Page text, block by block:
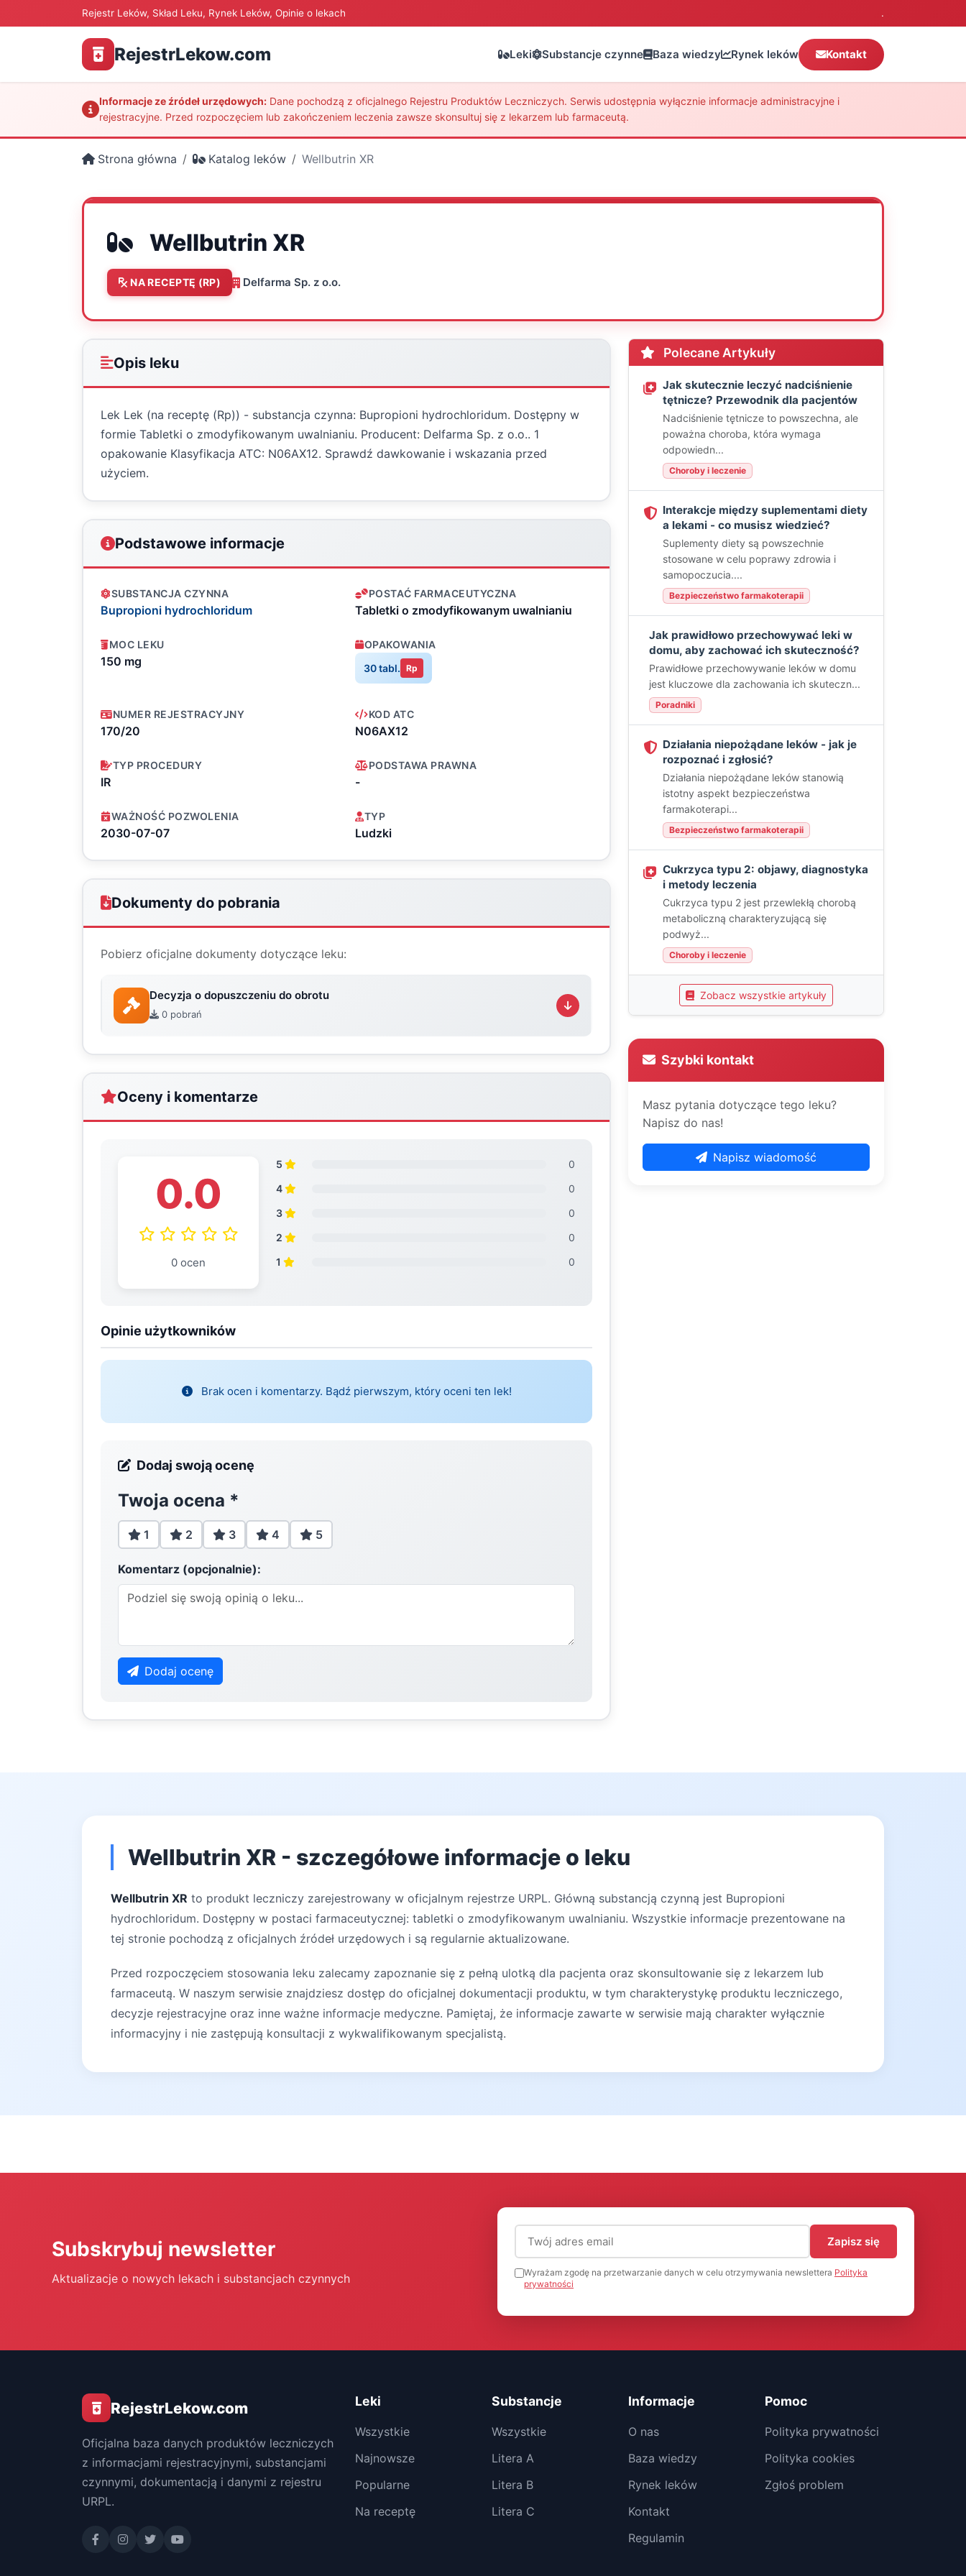
Rejestr Leków, Skład Leku, Rynek Leków, Opinie o lekach .
RejestrLekow.com Leki Substancje czynne Baza wiedzy Rynek leków Kontakt
Informacje ze źródeł urzędowych: Dane pochodzą z oficjalnego Rejestru Produktów Leczniczych. Serwis udostępnia wyłącznie informacje administracyjne i
rejestracyjne. Przed rozpoczęciem lub zakończeniem leczenia zawsze skonsultuj się z lekarzem lub farmaceutą.
Strona główna Katalog leków Wellbutrin XR
Wellbutrin XR
NA RECEPTĘ (RP) Delfarma Sp. z o.o.
Opis leku
Lek Lek (na receptę (Rp)) - substancja czynna: Bupropioni hydrochloridum. Dostępny w
formie Tabletki o zmodyfikowanym uwalnianiu. Producent: Delfarma Sp. z o.o.. 1
opakowanie Klasyfikacja ATC: N06AX12. Sprawdź dawkowanie i wskazania przed
użyciem.
Podstawowe informacje
SUBSTANCJA CZYNNA
Bupropioni hydrochloridum
POSTAĆ FARMACEUTYCZNA
Tabletki o zmodyfikowanym uwalnianiu
MOC LEKU
150 mg
OPAKOWANIA
30 tabl. Rp
NUMER REJESTRACYJNY
170/20
KOD ATC
N06AX12
TYP PROCEDURY
IR
PODSTAWA PRAWNA
-
WAŻNOŚĆ POZWOLENIA
2030-07-07
TYP
Ludzki
Dokumenty do pobrania
Pobierz oficjalne dokumenty dotyczące leku:
Decyzja o dopuszczeniu do obrotu
0 pobrań
Oceny i komentarze
0.0
0 ocen
5
0
4
0
3
0
2
0
1
0
Opinie użytkowników
Brak ocen i komentarzy. Bądź pierwszym, który oceni ten lek!
Dodaj swoją ocenę
Twoja ocena *
1 2 3 4 5
Komentarz (opcjonalnie):
Dodaj ocenę
Polecane Artykuły
Jak skutecznie leczyć nadciśnienie
tętnicze? Przewodnik dla pacjentów
Nadciśnienie tętnicze to powszechna, ale
poważna choroba, która wymaga
odpowiedn...
Choroby i leczenie
Interakcje między suplementami diety
a lekami - co musisz wiedzieć?
Suplementy diety są powszechnie
stosowane w celu poprawy zdrowia i
samopoczucia....
Bezpieczeństwo farmakoterapii
Jak prawidłowo przechowywać leki w
domu, aby zachować ich skuteczność?
Prawidłowe przechowywanie leków w domu
jest kluczowe dla zachowania ich skuteczn...
Poradniki
Działania niepożądane leków - jak je
rozpoznać i zgłosić?
Działania niepożądane leków stanowią
istotny aspekt bezpieczeństwa
farmakoterapi...
Bezpieczeństwo farmakoterapii
Cukrzyca typu 2: objawy, diagnostyka
i metody leczenia
Cukrzyca typu 2 jest przewlekłą chorobą
metaboliczną charakteryzującą się
podwyż...
Choroby i leczenie
Zobacz wszystkie artykuły
Szybki kontakt
Masz pytania dotyczące tego leku?
Napisz do nas!
Napisz wiadomość
Wellbutrin XR - szczegółowe informacje o leku
Wellbutrin XR to produkt leczniczy zarejestrowany w oficjalnym rejestrze URPL. Główną substancją czynną jest Bupropioni
hydrochloridum. Dostępny w postaci farmaceutycznej: tabletki o zmodyfikowanym uwalnianiu. Wszystkie informacje prezentowane na
tej stronie pochodzą z oficjalnych źródeł urzędowych i są regularnie aktualizowane.
Przed rozpoczęciem stosowania leku zalecamy zapoznanie się z pełną ulotką dla pacjenta oraz skonsultowanie się z lekarzem lub
farmaceutą. W naszym serwisie znajdziesz dostęp do oficjalnej dokumentacji produktu, w tym charakterystykę produktu leczniczego,
decyzje rejestracyjne oraz inne ważne informacje medyczne. Pamiętaj, że informacje zawarte w serwisie mają charakter wyłącznie
informacyjny i nie zastępują konsultacji z wykwalifikowanym specjalistą.
Subskrybuj newsletter
Aktualizacje o nowych lekach i substancjach czynnych
Adres email (wymagany)
Zapisz się
Wyrażam zgodę na przetwarzanie danych w celu otrzymywania newslettera Polityka
prywatności
RejestrLekow.com
Oficjalna baza danych produktów leczniczych
z informacjami rejestracyjnymi, substancjami
czynnymi, dokumentacją i danymi z rejestru
URPL.
Leki
Wszystkie
Najnowsze
Popularne
Na receptę
Substancje
Wszystkie
Litera A
Litera B
Litera C
Informacje
O nas
Baza wiedzy
Rynek leków
Kontakt
Regulamin
Pomoc
Polityka prywatności
Polityka cookies
Zgłoś problem